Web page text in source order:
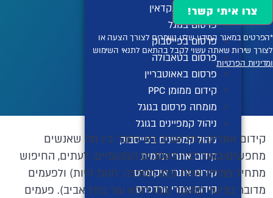
פרסום בלינקדאין
פרסום בגוגל
פרסום בפייסבוק
פרסום בטאבולה
פרסום באאוטבריין
קידום ממומן PPC
מומחה פרסום בגוגל
ניהול קמפיינים בגוגל
ניהול קמפיינים בפייסבוק
קידום אתרי תדמית
קידום אתרי איקומרס
קידום אתרי וורדפרס
צרו איתי קשר!
*הפרטים במאגר המידע שלנו נשמרים לצורך הצעה או
לצורך שירות שאתה עשוי לקבל בהתאם לתנאי השימוש
ומדיניות הפרטיות
קידום אתרים בתל אביב בא לחבר בין מה שאנשים
מחפשים בגוגל לבין העסקים המקומיים. לעתים, החיפוש
מתחיל במילה אחת (כמו מספרה, חנות חיות) ולפעמים
מדובר בביטוי ממוקד (כמו רופא עור בתל אביב). פעמים